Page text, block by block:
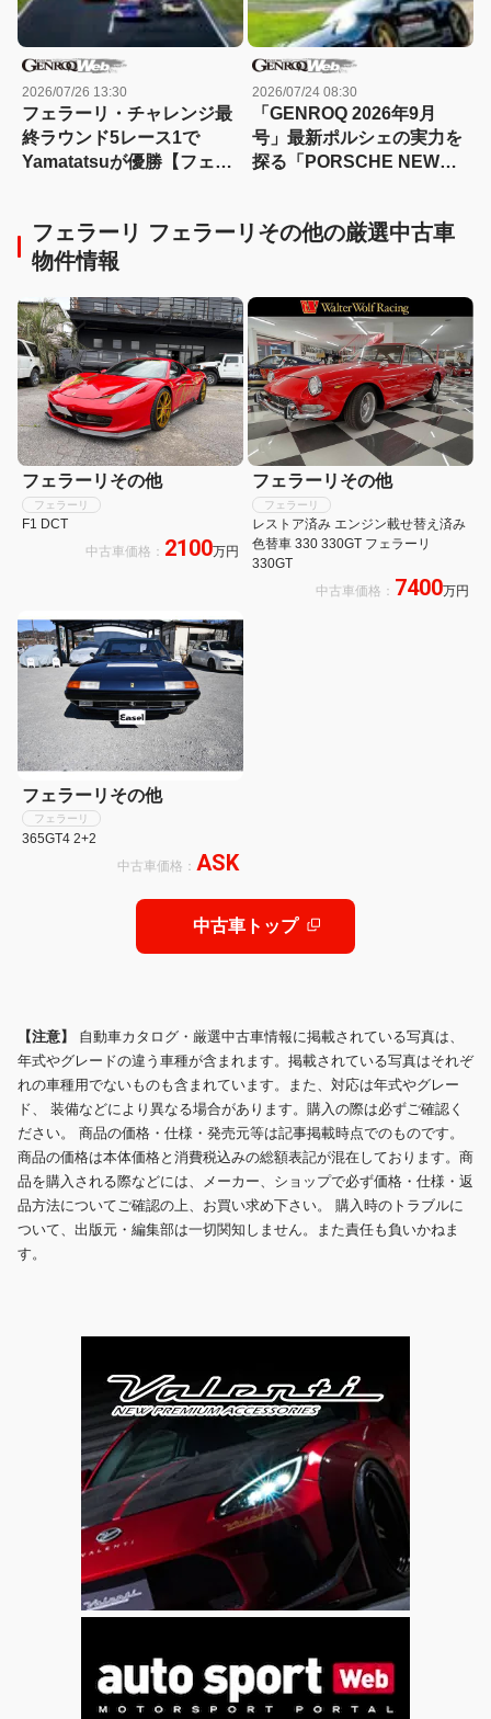
2026/07/26 13:30
フェラーリ・チャレンジ最
終ラウンド5レース1で
Yamatatsuが優勝【フェラ
2026/07/24 08:30
「GENROQ 2026年9月
号」最新ポルシェの実力を
探る「PORSCHE NEW
フェラーリ フェラーリその他の厳選中古車
物件情報
フェラーリその他
フェラーリ
F1 DCT
中古車価格： 2100万円
フェラーリその他
フェラーリ
レストア済み エンジン載せ替え済み
色替車 330 330GT フェラーリ
330GT
中古車価格： 7400万円
フェラーリその他
フェラーリ
365GT4 2+2
中古車価格： ASK
中古車トップ
【注意】 自動車カタログ・厳選中古車情報に掲載されている写真は、
年式やグレードの違う車種が含まれます。掲載されている写真はそれぞ
れの車種用でないものも含まれています。また、対応は年式やグレー
ド、 装備などにより異なる場合があります。購入の際は必ずご確認く
ださい。 商品の価格・仕様・発売元等は記事掲載時点でのものです。
商品の価格は本体価格と消費税込みの総額表記が混在しております。商
品を購入される際などには、メーカー、ショップで必ず価格・仕様・返
品方法についてご確認の上、お買い求め下さい。 購入時のトラブルに
ついて、出版元・編集部は一切関知しません。また責任も負いかねま
す。